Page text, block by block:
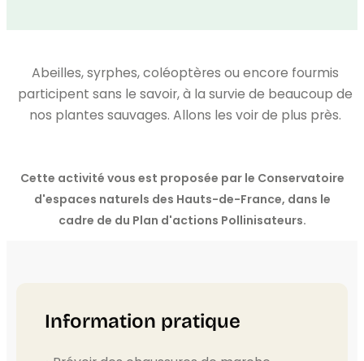
Abeilles, syrphes, coléoptères ou encore fourmis
participent sans le savoir, à la survie de beaucoup de
nos plantes sauvages. Allons les voir de plus près.
Cette activité vous est proposée par le Conservatoire
d'espaces naturels des Hauts-de-France, dans le
cadre de du Plan d'actions Pollinisateurs.
Information pratique